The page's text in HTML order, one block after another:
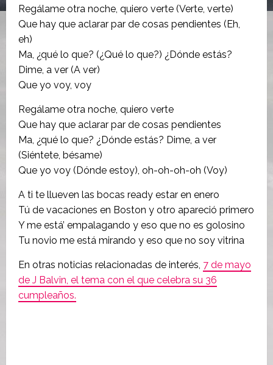
Regálame otra noche, quiero verte (Verte, verte)
Que hay que aclarar par de cosas pendientes (Eh,
eh)
Ma, ¿qué lo que? (¿Qué lo que?) ¿Dónde estás?
Dime, a ver (A ver)
Que yo voy, voy
Regálame otra noche, quiero verte
Que hay que aclarar par de cosas pendientes
Ma, ¿qué lo que? ¿Dónde estás? Dime, a ver
(Siéntete, bésame)
Que yo voy (Dónde estoy), oh-oh-oh-oh (Voy)
A ti te llueven las bocas ready estar en enero
Tú de vacaciones en Boston y otro apareció primero
Y me está’ empalagando y eso que no es golosino
Tu novio me está mirando y eso que no soy vitrina
En otras noticias relacionadas de interés, 7 de mayo
de J Balvin, el tema con el que celebra su 36
cumpleaños.